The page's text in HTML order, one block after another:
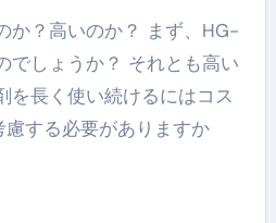
でしょうか？ それとも高い
を長く使い続けるにはコス
慮する必要がありますか